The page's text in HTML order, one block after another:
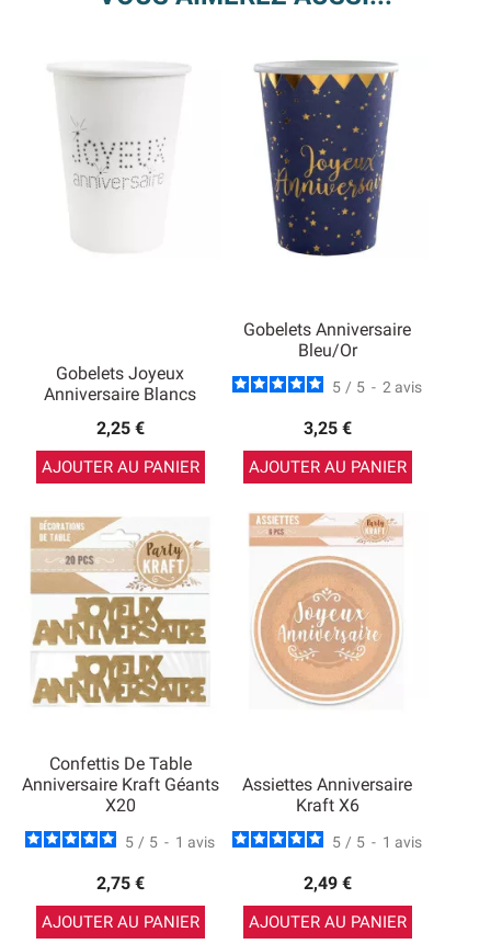
Gobelets Joyeux
Anniversaire Blancs
2,25 €
AJOUTER AU PANIER
Gobelets Anniversaire
Bleu/Or
5 / 5 - 2 avis
3,25 €
AJOUTER AU PANIER
Confettis De Table
Anniversaire Kraft Géants
X20
5 / 5 - 1 avis
2,75 €
AJOUTER AU PANIER
Assiettes Anniversaire
Kraft X6
5 / 5 - 1 avis
2,49 €
AJOUTER AU PANIER